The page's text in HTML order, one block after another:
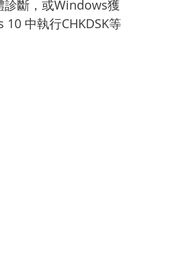
診斷，或Windows獲
中執行CHKDSK等